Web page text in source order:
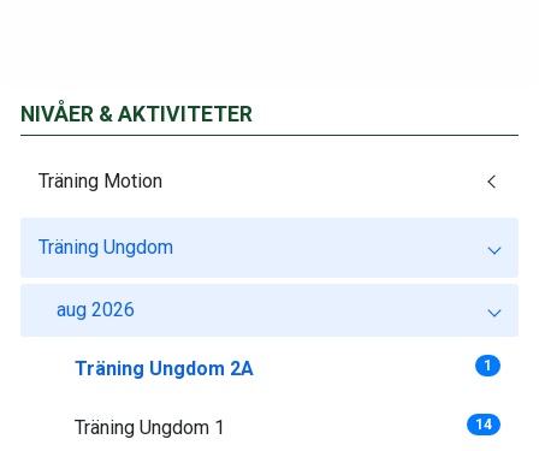
NIVÅER & AKTIVITETER
Träning Motion
Träning Ungdom
aug 2026
Träning Ungdom 2A 1
Träning Ungdom 1 14